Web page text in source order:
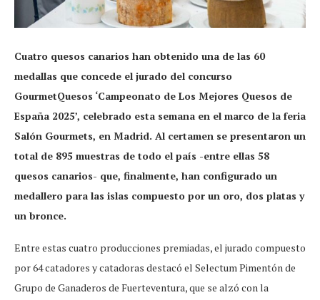
Cuatro quesos canarios han obtenido una de las 60
medallas que concede el jurado del concurso
GourmetQuesos ‘Campeonato de Los Mejores Quesos de
España 2025’, celebrado esta semana en el marco de la feria
Salón Gourmets, en Madrid. Al certamen se presentaron un
total de 895 muestras de todo el país -entre ellas 58
quesos canarios- que, finalmente, han configurado un
medallero para las islas compuesto por un oro, dos platas y
un bronce.
Entre estas cuatro producciones premiadas, el jurado compuesto
por 64 catadores y catadoras destacó el Selectum Pimentón de
Grupo de Ganaderos de Fuerteventura, que se alzó con la